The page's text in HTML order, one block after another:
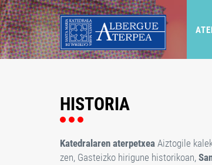
HISTORIA
Katedralaren aterpetxea Aiztogile
zen, Gasteizko hirigune historikoan,